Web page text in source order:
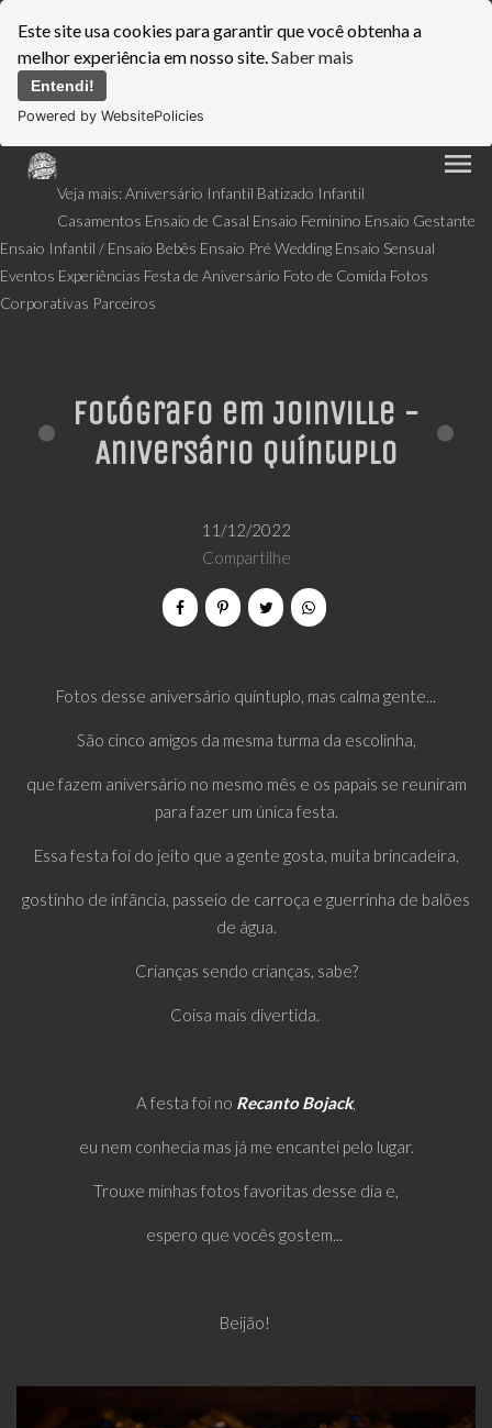
Este site usa cookies para garantir que você obtenha a
melhor experiência em nosso site.Saber mais
Entendi!
Powered by WebsitePolicies
menu
Veja mais:Aniversário Infantil Batizado Infantil
Casamentos Ensaio de Casal Ensaio Feminino Ensaio Gestante
Ensaio Infantil / Ensaio Bebês Ensaio Pré Wedding Ensaio Sensual
Eventos Experiências Festa de Aniversário Foto de Comida Fotos
Corporativas Parceiros
Fotógrafo em Joinville -
Aniversário Quíntuplo
11/12/2022
Compartilhe
Fotos desse aniversário quíntuplo, mas calma gente...
São cinco amigos da mesma turma da escolinha,
que fazem aniversário no mesmo mês e os papais se reuniram
para fazer um única festa.
Essa festa foi do jeito que a gente gosta, muita brincadeira,
gostinho de infância, passeio de carroça e guerrinha de balões
de água.
Crianças sendo crianças, sabe?
Coisa mais divertida.
A festa foi no Recanto Bojack,
eu nem conhecia mas já me encantei pelo lugar.
Trouxe minhas fotos favoritas desse dia e,
espero que vocês gostem...
Beijão!